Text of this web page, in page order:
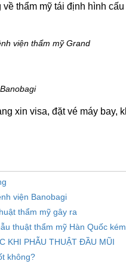
thẩm mỹ tái định hình cấu
viện thẩm mỹGrand
xin visa, đặt vé máy
viện Banobagi
thẩm mỹ gây ra
thuật thẩm mỹ Hàn Quốc
KHI PHẪU THUẬT ĐẦU MŨI
không?